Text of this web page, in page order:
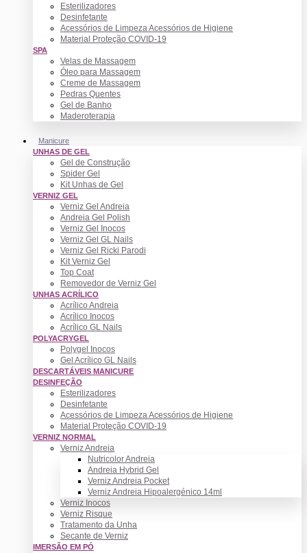
Esterilizadores
Desinfetante
Acessórios de Limpeza Acessórios de Higiene
Material Proteção COVID-19
SPA
Velas de Massagem
Óleo para Massagem
Creme de Massagem
Pedras Quentes
Gel de Banho
Maderoterapia
Manicure
UNHAS DE GEL
Gel de Construção
Spider Gel
Kit Unhas de Gel
VERNIZ GEL
Verniz Gel Andreia
Andreia Gel Polish
Verniz Gel Inocos
Verniz Gel GL Nails
Verniz Gel Ricki Parodi
Kit Verniz Gel
Top Coat
Removedor de Verniz Gel
UNHAS ACRÍLICO
Acrílico Andreia
Acrílico Inocos
Acrílico GL Nails
POLYACRYGEL
Polygel Inocos
Gel Acrílico GL Nails
DESCARTÁVEIS MANICURE
DESINFEÇÃO
Esterilizadores
Desinfetante
Acessórios de Limpeza Acessórios de Higiene
Material Proteção COVID-19
VERNIZ NORMAL
Verniz Andreia
Nutricolor Andreia
Andreia Hybrid Gel
Verniz Andreia Pocket
Verniz Andreia Hipoalergénico 14ml
Verniz Inocos
Verniz Risque
Tratamento da Unha
Secante de Verniz
IMERSÃO EM PÓ